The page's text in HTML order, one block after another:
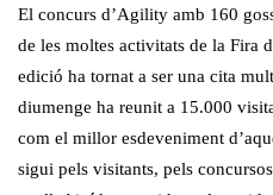
El concurs d’Agility amb 160
de les moltes activitats de la Fira
edició ha tornat a ser una cita
diumenge ha reunit a 15.000
com el millor esdeveniment
sigui pels visitants, pels